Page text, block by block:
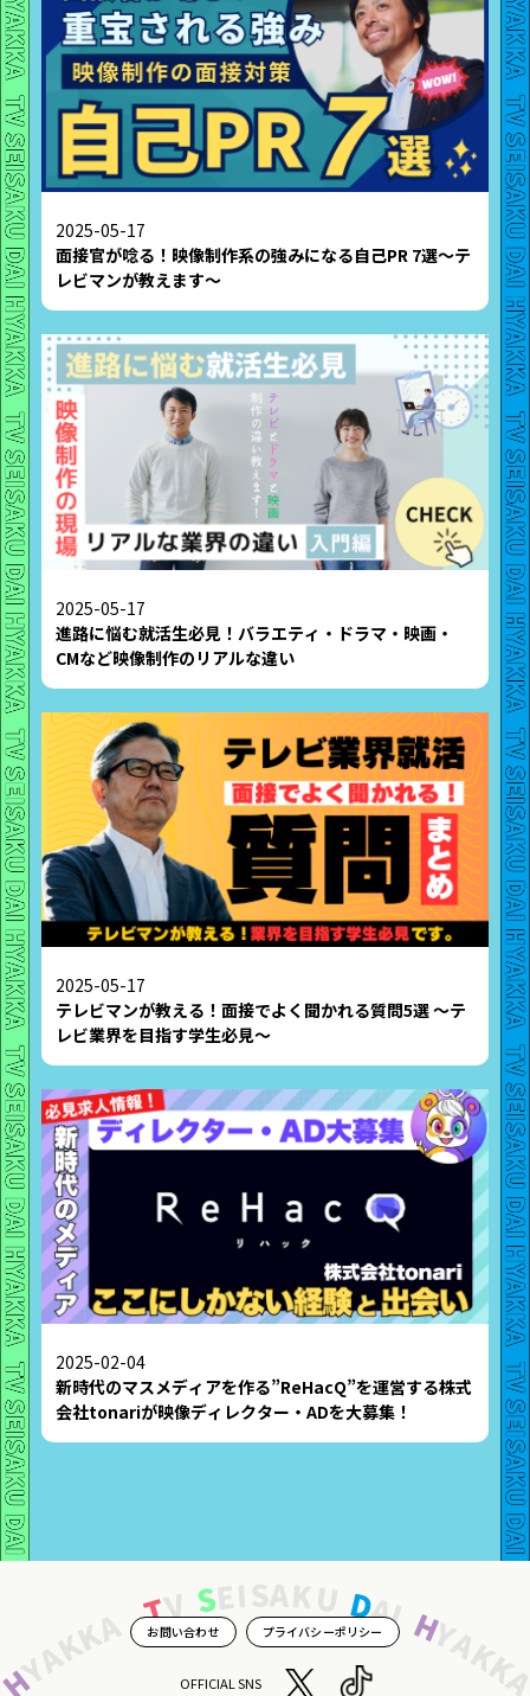
2025-05-17
面接官が唸る！映像制作系の強みになる自己PR 7選〜テ
レビマンが教えます〜
2025-05-17
進路に悩む就活生必見！バラエティ・ドラマ・映画・
CMなど映像制作のリアルな違い
2025-05-17
テレビマンが教える！面接でよく聞かれる質問5選 〜テ
レビ業界を目指す学生必見〜
2025-02-04
新時代のマスメディアを作る”ReHacQ”を運営する株式
会社tonariが映像ディレクター・ADを大募集！
お問い合わせ プライバシーポリシー
OFFICIAL SNS